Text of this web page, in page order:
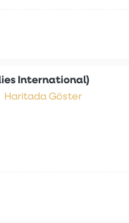
International)
Haritada Göster